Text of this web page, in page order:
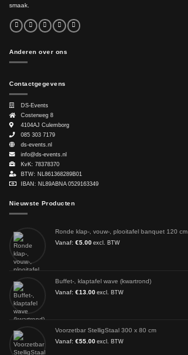
smaak.
Anderen over ons
Contactgegevens
DS-Events
Costerweg 8
4104AJ Culemborg
085 303 7179
ds-events.nl
info@ds-events.nl
KvK: 78378370
BTW: NL861368289B01
IBAN: NL89ABNA 0529163349
Nieuwste Producten
Ronde klap-, vouw-, plooitafel banquet 120 cm
Vanaf: €5.00 excl. BTW
Buffet-, klaptafel wave (kwartrond)
Vanaf: €13.00 excl. BTW
Voorzetbar StelligStaal 300 x 80 cm
Vanaf: €55.00 excl. BTW